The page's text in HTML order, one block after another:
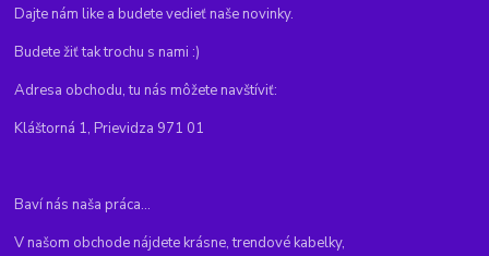
Dajte nám like a budete vedieť naše novinky.
Budete žiť tak trochu s nami :)
Adresa obchodu, tu nás môžete navštíviť:
Kláštorná 1, Prievidza 971 01
Baví nás naša práca...
V našom obchode nájdete krásne, trendové kabelky,